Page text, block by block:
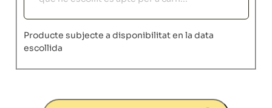
Producte subjecte a disponibilitat en la data
escollida